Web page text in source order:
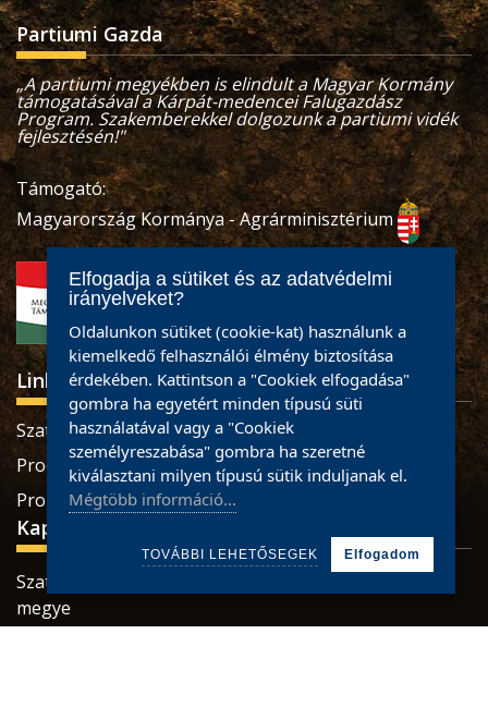
Partiumi Gazda
„A partiumi megyékben is elindult a Magyar Kormány
támogatásával a Kárpát-medencei Falugazdász
Program. Szakemberekkel dolgozunk a partiumi vidék
fejlesztésén!"
Támogató:
Magyarország Kormánya - Agrárminisztérium
Linkek
Szatmári termékek
Produse sătmărene
Pro Economica Alapítvány
Kapcsolat
Szatmárnémeti, Retezatului utca, 32 szám, Szatmár
megye
Elfogadja a sütiket és az adatvédelmi
irányelveket?
Oldalunkon sütiket (cookie-kat) használunk a
kiemelkedő felhasználói élmény biztosítása
érdekében. Kattintson a "Cookiek elfogadása"
gombra ha egyetért minden típusú süti
használatával vagy a "Cookiek
személyreszabása" gombra ha szeretné
kiválasztani milyen típusú sütik induljanak el.
Mégtöbb információ...
TOVÁBBI LEHETŐSEGEK Elfogadom